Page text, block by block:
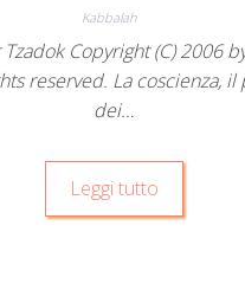
Kabbalah
Copyright (C) 2006
reserved. La coscienza,
dei…
Leggi tutto